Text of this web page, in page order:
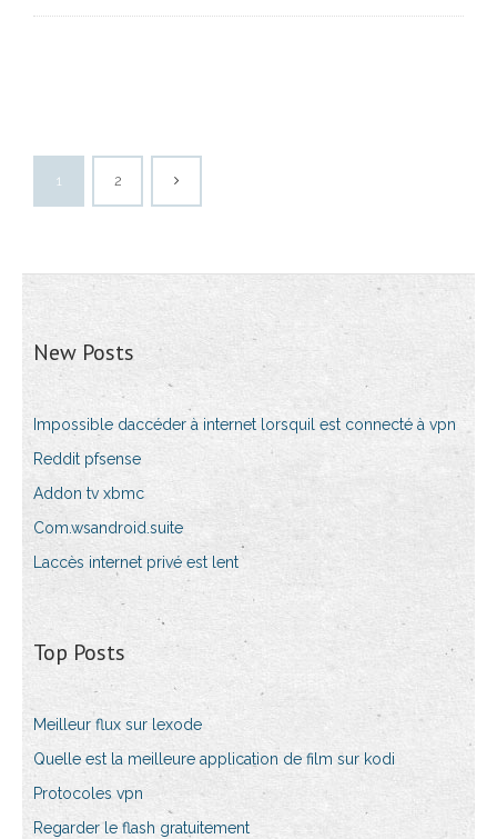
1 2
New Posts
Impossible daccéder à internet lorsquil est connecté à vpn
Reddit pfsense
Addon tv xbmc
Com.wsandroid.suite
Laccès internet privé est lent
Top Posts
Meilleur flux sur lexode
Quelle est la meilleure application de film sur kodi
Protocoles vpn
Regarder le flash gratuitement